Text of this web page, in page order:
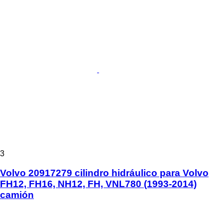
3
Volvo 20917279 cilindro hidráulico para Volvo
FH12, FH16, NH12, FH, VNL780 (1993-2014)
camión